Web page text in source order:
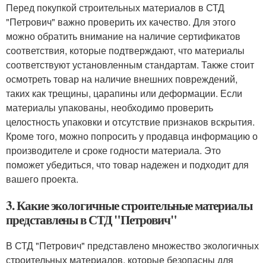
Перед покупкой строительных материалов в СТД
"Петрович" важно проверить их качество. Для этого
можно обратить внимание на наличие сертификатов
соответствия, которые подтверждают, что материалы
соответствуют установленным стандартам. Также стоит
осмотреть товар на наличие внешних повреждений,
таких как трещины, царапины или деформации. Если
материалы упакованы, необходимо проверить
целостность упаковки и отсутствие признаков вскрытия.
Кроме того, можно попросить у продавца информацию о
производителе и сроке годности материала. Это
поможет убедиться, что товар надежен и подходит для
вашего проекта.
3. Какие экологичные строительные материалы
представлены в СТД "Петрович"
В СТД "Петрович" представлено множество экологичных
строительных материалов, которые безопасны для